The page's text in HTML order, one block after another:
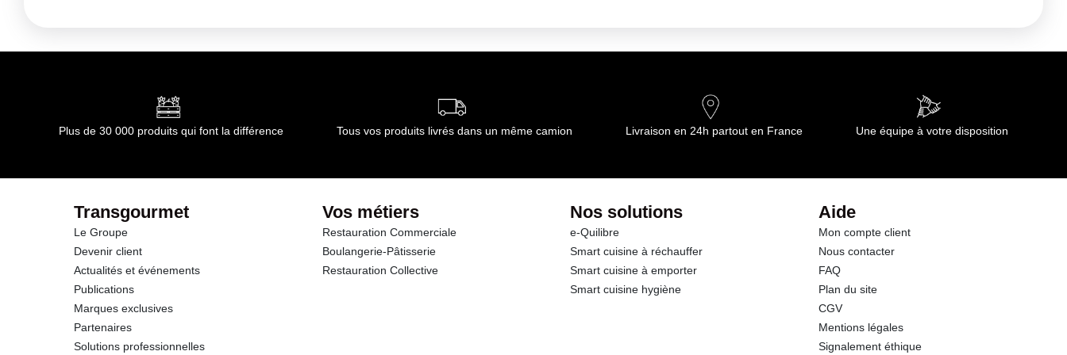
Conformément aux informations transmises par le(s) fournisseur(s) de Transgourmet Opérations
Plus de 30 000 produits qui font la différence Tous vos produits livrés dans un même camion Livraison en 24h partout en France Une équipe à votre disposition
Transgourmet
Le Groupe
Devenir client
Actualités et événements
Publications
Marques exclusives
Partenaires
Solutions professionnelles
Vos métiers
Restauration Commerciale
Boulangerie-Pâtisserie
Restauration Collective
Nos solutions
e-Quilibre
Smart cuisine à réchauffer
Smart cuisine à emporter
Smart cuisine hygiène
Aide
Mon compte client
Nous contacter
FAQ
Plan du site
CGV
Mentions légales
Signalement éthique